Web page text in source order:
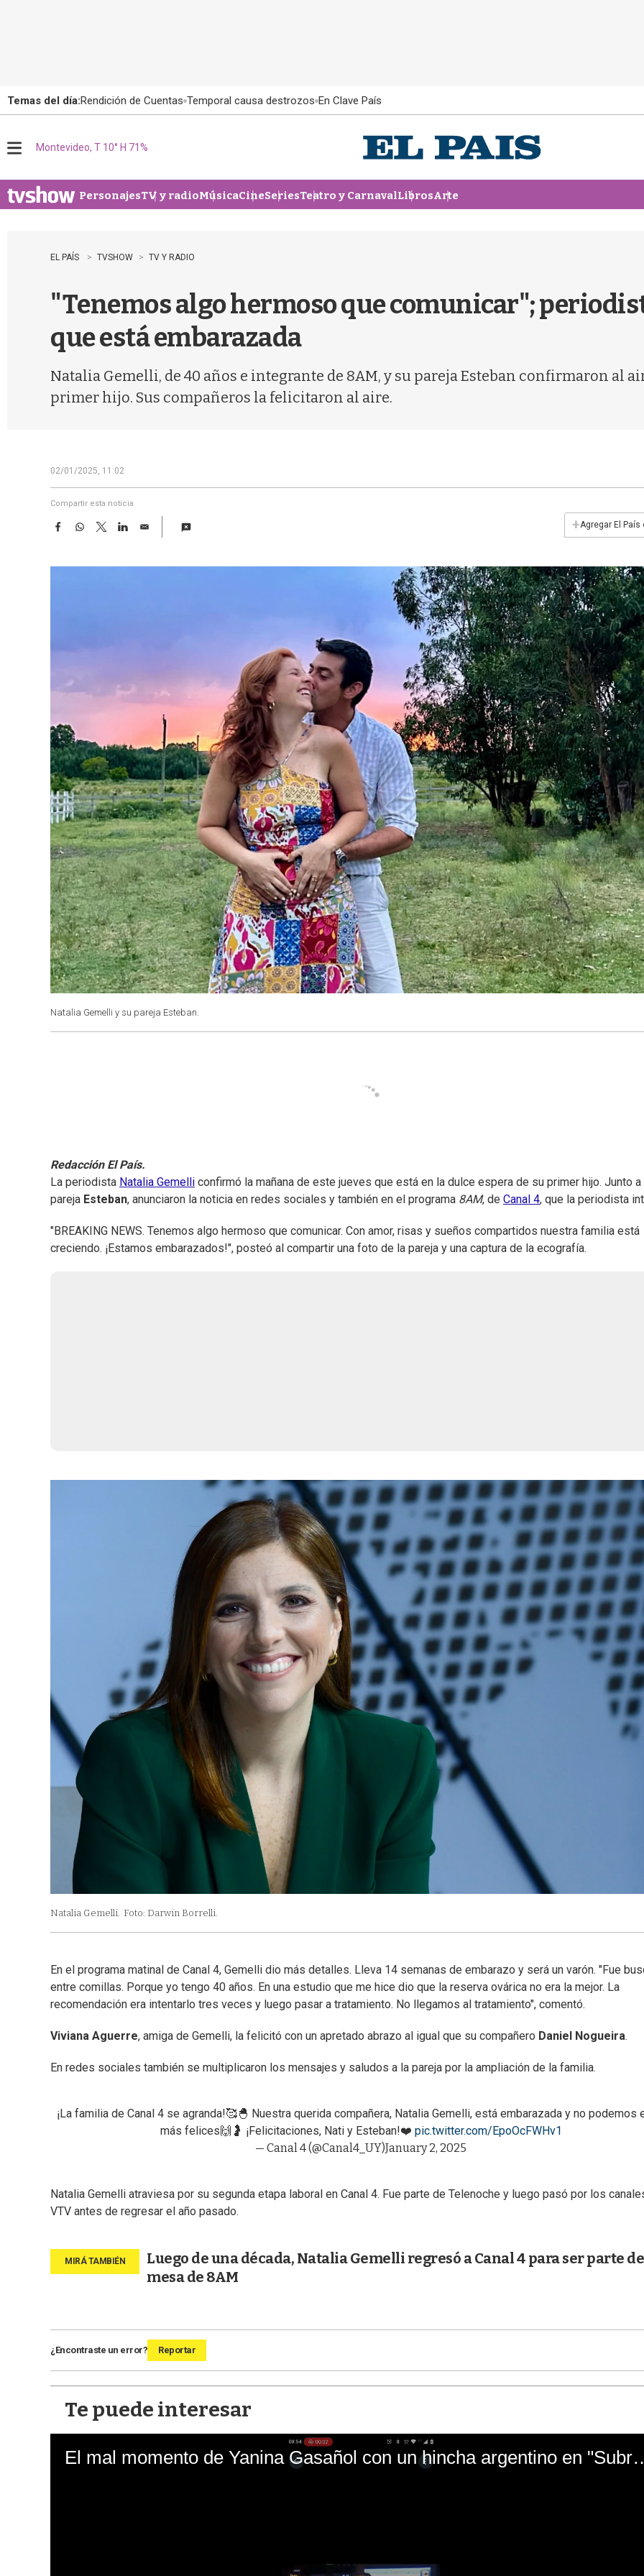
Temas del día:Rendición de Cuentas Temporal causa destrozos En Clave País
u
Montevideo, T 10° H 71%
PersonajesTV y radioMúsicaCineSeriesTeatro y CarnavalLibrosArte
EL PAÍS TVSHOW TV Y RADIO
"Tenemos algo hermoso que comunicar";
que está embarazada
Natalia Gemelli, de 40 años e integrante de 8AM, y su pareja Esteban confirmaron al
primer hijo. Sus compañeros la felicitaron al aire.
02/01/2025, 11:02
Compartir esta noticia
F
e
W
t
T
w
t
L
k
E
i
+Agregar El País
Natalia Gemelli y su pareja Esteban.
Redacción El País.
La periodista Natalia Gemelli confirmó la mañana de este jueves que está en la dulce espera de su primer hijo. Junto a
pareja Esteban, anunciaron la noticia en redes sociales y también en el programa 8AM, de Canal 4, que la periodista
"BREAKING NEWS. Tenemos algo hermoso que comunicar. Con amor, risas y sueños compartidos nuestra familia está
creciendo. ¡Estamos embarazados!", posteó al compartir una foto de la pareja y una captura de la ecografía.
Natalia Gemelli. Foto: Darwin Borrelli.
En el programa matinal de Canal 4, Gemelli dio más detalles. Lleva 14 semanas de embarazo y será un varón. "Fue
entre comillas. Porque yo tengo 40 años. En una estudio que me hice dio que la reserva ovárica no era la mejor. La
recomendación era intentarlo tres veces y luego pasar a tratamiento. No llegamos al tratamiento", comentó.
Viviana Aguerre, amiga de Gemelli, la felicitó con un apretado abrazo al igual que su compañero Daniel Nogueira.
En redes sociales también se multiplicaron los mensajes y saludos a la pareja por la ampliación de la familia.
¡La familia de Canal 4 se agranda!🥰🐣 Nuestra querida compañera, Natalia Gemelli, está embarazada y no podemos
más felices🙌🤰 ¡Felicitaciones, Nati y Esteban!❤️ pic.twitter.com/EpoOcFWHv1
— Canal 4 (@Canal4_UY)January 2, 2025
Natalia Gemelli atraviesa por su segunda etapa laboral en Canal 4. Fue parte de Telenoche y luego pasó por los
VTV antes de regresar el año pasado.
Luego de una década, Natalia Gemelli regresó a Canal 4 para ser parte
mesa de 8AM
¿Encontraste un error? Reportar
Te puede interesar
El mal momento de Yanina